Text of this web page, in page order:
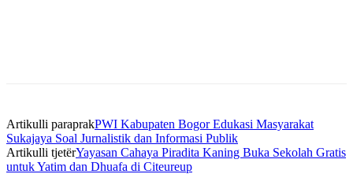
Artikulli paraprakPWI Kabupaten Bogor Edukasi Masyarakat
Sukajaya Soal Jurnalistik dan Informasi Publik
Artikulli tjetërYayasan Cahaya Piradita Kaning Buka Sekolah Gratis
untuk Yatim dan Dhuafa di Citeureup